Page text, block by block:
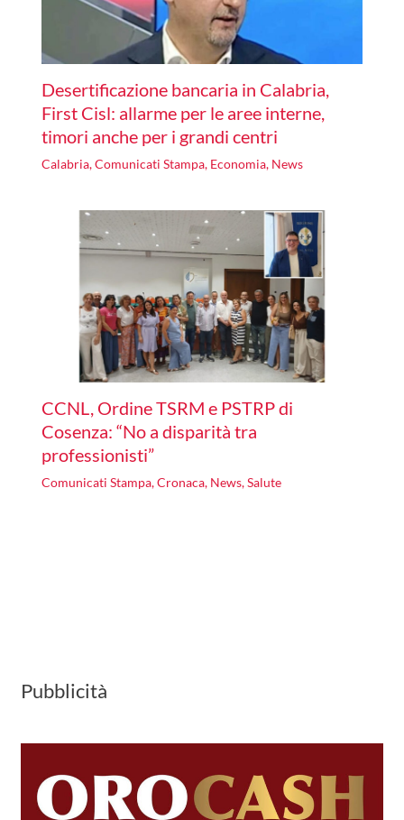
Desertificazione bancaria in Calabria,
First Cisl: allarme per le aree interne,
timori anche per i grandi centri
Calabria,Comunicati Stampa, Economia, News
CCNL, Ordine TSRM e PSTRP di
Cosenza: “No a disparità tra
professionisti”
Comunicati Stampa,Cronaca, News,Salute
Pubblicità